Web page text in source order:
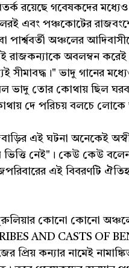
রয়েছে গবেষকদের
এবং পঞ্চকোটের
পার্শ্ববর্তী অঞ্চলের
রাজকন্যাকে অবলম্বন
সীমাবদ্ধ।" ভাদু গানের
ভাদু তোর কোথায় ছিল
দে পরিচয় বলচে লোকে
এই ঘটনা অনেকেই
ভিত্তি নেই"। কেউ কেউ
এই বিবরণটি
কোনো কোনো
AND CASTS OF
প্রিয় কন্যার নামেই